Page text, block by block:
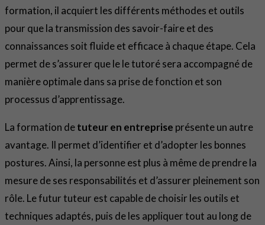
formation, il acquiert les différents méthodes et outils
pour que la transmission des savoir-faire et des
connaissances soit fluide et efficace à chaque étape. Cela
permet de s’assurer que le le tutoré sera accompagné de
manière optimale dans sa prise de fonction et son
processus d’apprentissage.
La formation detuteur en entreprise présente un autre
avantage. Il permet d’identifier et d’adopter les bonnes
postures. Ainsi, la personne est plus à même de prendre la
mesure de ses responsabilités et d’assurer pleinement son
rôle. Le futur tuteur est capable de choisir les outils et
techniques adaptés, puis de les appliquer tout au long de